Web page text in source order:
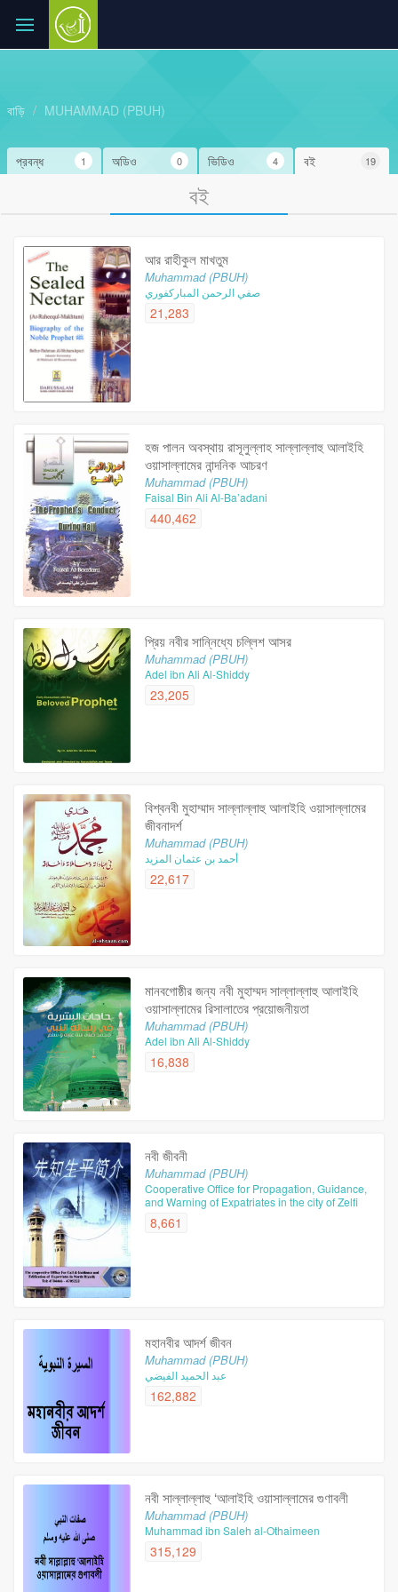
বাড়ি MUHAMMAD (PBUH)
বই 19
ভিডিও 4
অডিও 0
প্রবন্ধ 1
বই
আর রাহীকুল মাখতুম
Muhammad (PBUH)
صفي الرحمن المباركفوري
21,283
হজ পালন অবস্থায় রাসূলুল্লাহ সাল্লাল্লাহু আলাইহি
ওয়াসাল্লামের নান্দনিক আচরণ
Muhammad (PBUH)
Faisal Bin Ali Al-Ba’adani
440,462
প্রিয় নবীর সান্নিধ্যে চল্লিশ আসর
Muhammad (PBUH)
Adel ibn Ali Al-Shiddy
23,205
বিশ্বনবী মুহাম্মাদ সাল্লাল্লাহু আলাইহি ওয়াসাল্লামের
জীবনাদর্শ
Muhammad (PBUH)
أحمد بن عثمان المزيد
22,617
মানবগোষ্ঠীর জন্য নবী মুহাম্মদ সাল্লাল্লাহু আলাইহি
ওয়াসাল্লামের রিসালাতের প্রয়োজনীয়তা
Muhammad (PBUH)
Adel ibn Ali Al-Shiddy
16,838
নবী জীবনী
Muhammad (PBUH)
Cooperative Office for Propagation, Guidance,
and Warning of Expatriates in the city of Zelfi
8,661
মহানবীর আদর্শ জীবন
Muhammad (PBUH)
عبد الحميد الفيضي
162,882
নবী সাল্লাল্লাহু ‘আলাইহি ওয়াসাল্লামের গুণাবলী
Muhammad (PBUH)
Muhammad ibn Saleh al-Othaimeen
315,129